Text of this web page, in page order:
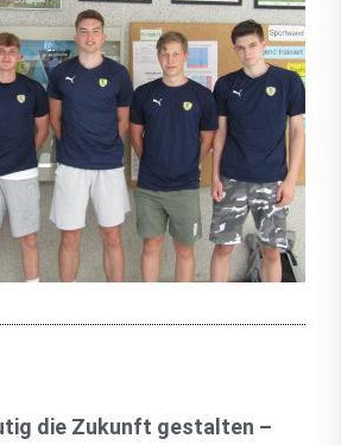
die Zukunft gestalten –